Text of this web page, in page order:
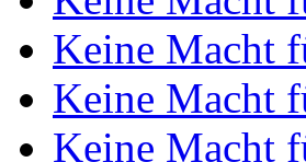
Keine Macht
Keine Macht
Keine Macht